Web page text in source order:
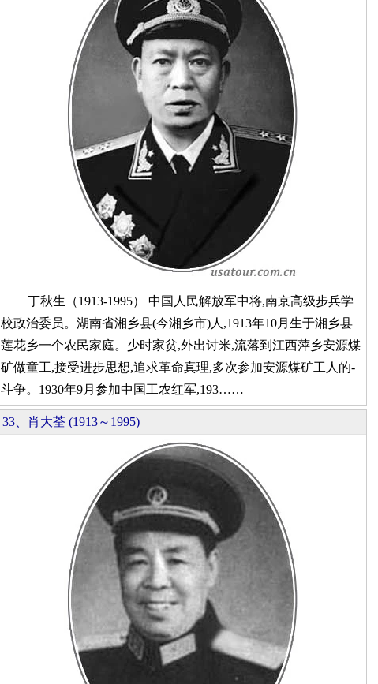
丁秋生（1913-1995） 中国人民解放军中将,南京高级步兵学
校政治委员。湖南省湘乡县(今湘乡市)人,1913年10月生于湘乡县
莲花乡一个农民家庭。少时家贫,外出讨米,流落到江西萍乡安源煤
矿做童工,接受进步思想,追求革命真理,多次参加安源煤矿工人的-
斗争。1930年9月参加中国工农红军,193……
33、肖大荃 (1913～1995)